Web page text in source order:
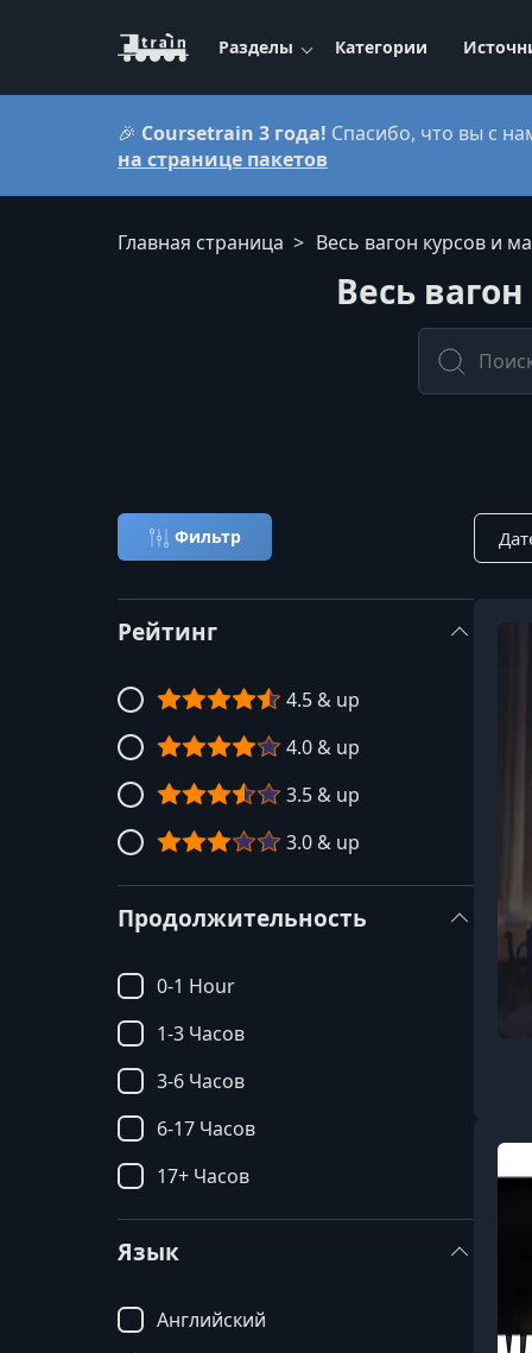
Разделы Категории
🎉 Coursetrain 3 года! Спасибо, что вы с
на странице пакетов
Главная страница Весь вагон курсов и
Весь
Фильтр
Рейтинг
4.5 & up
4.0 & up
3.5 & up
3.0 & up
Продолжительность
0-1 Hour
1-3 Часов
3-6 Часов
6-17 Часов
17+ Часов
Язык
Английский